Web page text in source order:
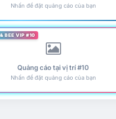
Nhấn để đặt quảng cáo của bạn
BEE VIP #10
Quảng cáo tại vị trí #10
Nhấn để đặt quảng cáo của bạn